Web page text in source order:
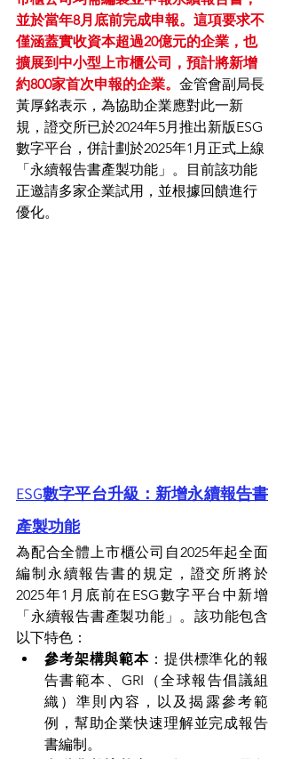
並於當年8月底前完成申報。這項要求不
僅涵蓋實收資本超過20億元的企業，也
擴展到中小型上市櫃公司，預計將新增
約800家首次申報的企業。 金管會副局長
黃厚銘表示，為協助企業應對此一新
規，證交所已於2024年5月推出新版ESG
數字平台，併計劃於2025年1月正式上線
「永續報告書產製功能」。目前該功能
正邀請多家企業試用，並根據回饋進行
優化。
ESG數字平台升級：新增永續報告書
產製功能
為配合全體上市櫃公司自2025年起全面
編制永續報告書的規定，證交所將於
2025年1月底前在ESG數字平台中新增
「永續報告書產製功能」。該功能包含
以下特色：
參考架構與範本 ：提供標準化的報
告書範本、GRI（全球報告倡議組
織）準則內容，以及揭露參考範
例，幫助企業快速理解並完成報告
書編制。